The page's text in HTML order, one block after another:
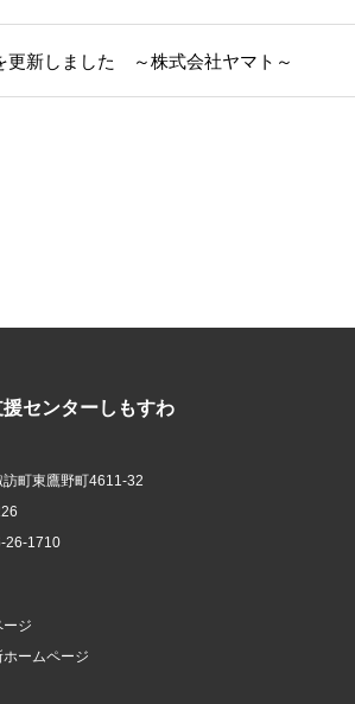
更新しました ～株式会社ヤマト～
援センターしもすわ
町東鷹野町4611-32
26-1710
ジ
ームページ